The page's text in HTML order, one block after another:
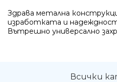
Здрава метална
изработката и
Вътрешно универсално
Всички